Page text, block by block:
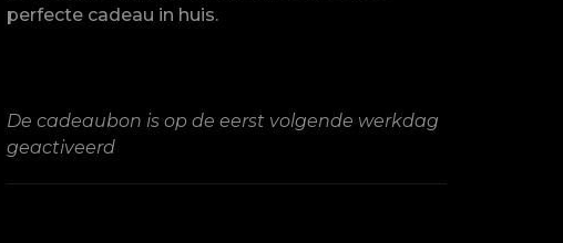
perfecte cadeau in huis.
De cadeaubon is op de eerst volgende werkdag
geactiveerd